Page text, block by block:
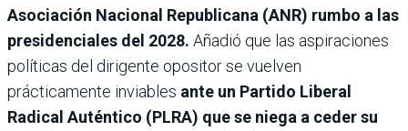
Asociación Nacional Republicana (ANR) rumbo a las
presidenciales del 2028. Añadió que las aspiraciones
políticas del dirigente opositor se vuelven
prácticamente inviables ante un Partido Liberal
Radical Auténtico (PLRA) que se niega a ceder su